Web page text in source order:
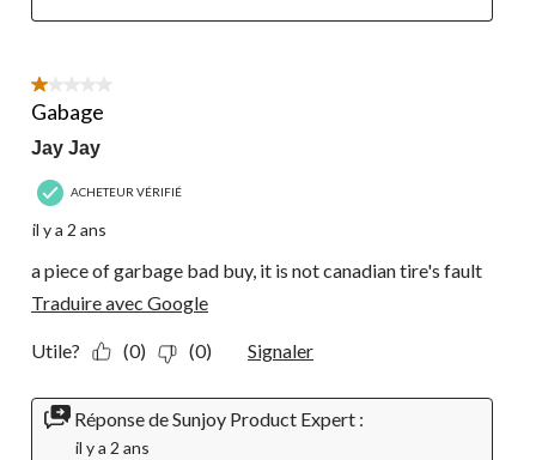
1 étoile(s) sur 5.
Gabage
Jay Jay
ACHETEUR VÉRIFIÉ
il y a 2 ans
a piece of garbage bad buy, it is not canadian tire's fault
Traduire avec Google
Utile? (0) (0) Signaler
Réponse de Sunjoy Product Expert :
il y a 2 ans